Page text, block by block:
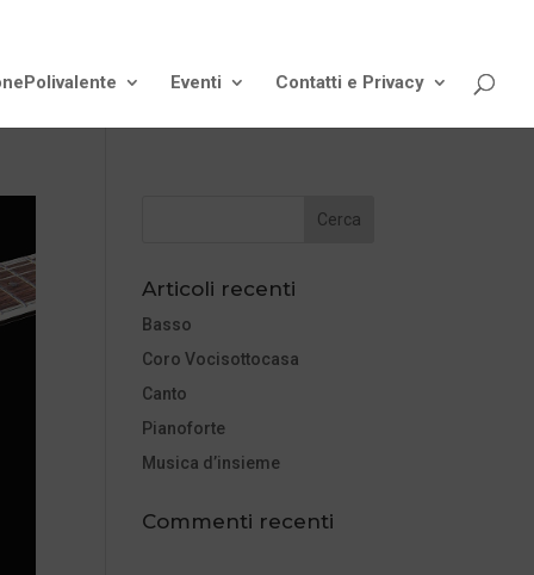
Eventi Contatti e Privacy
Articoli recenti
Basso
Coro Vocisottocasa
Canto
Pianoforte
Musica d’insieme
Commenti recenti